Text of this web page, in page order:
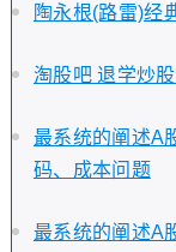
陶永根(路雷)经
淘股吧 退学炒
最系统的阐述A
码、成本问题
最系统的阐述A